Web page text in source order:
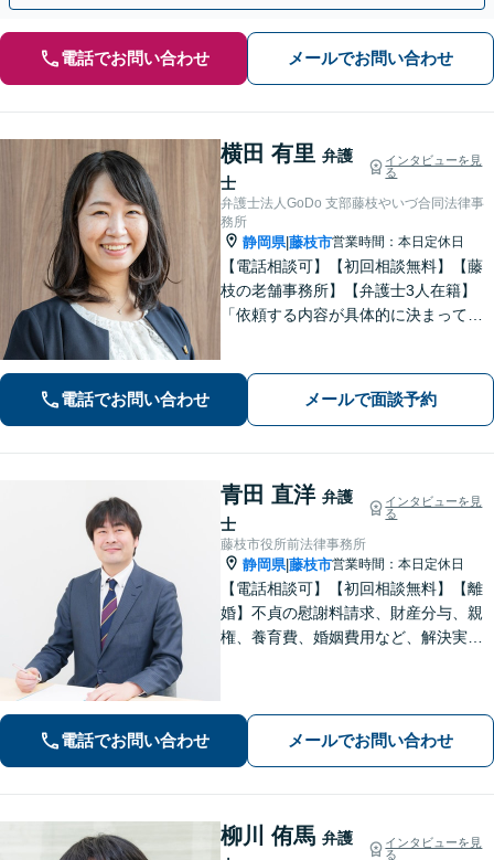
電話でお問い合わせ メールでお問い合わせ
横田 有里 弁護
士
インタビューを見
る
弁護士法人GoDo 支部藤枝やいづ合同法律事
務所
静岡県|藤枝市営業時間：本日定休日
【電話相談可】【初回相談無料】【藤
枝の老舗事務所】【弁護士3人在籍】
「依頼する内容が具体的に決まってい
い。相続遺言、離婚問題、交通事故、
借金問題、債権回収など【夜間休日応
電話でお問い合わせ メールで面談予約
青田 直洋 弁護
士
インタビューを見
る
藤枝市役所前法律事務所
静岡県|藤枝市営業時間：本日定休日
【電話相談可】【初回相談無料】【離
婚】不貞の慰謝料請求、財産分与、親
権、養育費、婚姻費用など、解決実績
ります【法テラス利用可】【藤枝市役
所裏】
電話でお問い合わせ メールでお問い合わせ
柳川 侑馬 弁護
インタビューを見
る